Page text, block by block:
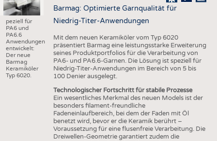
peziell für
PA6 und
PA6.6
Anwendungen
entwickelt:
Der neue
Barmag
Keramiköler
Typ 6020.
Barmag: Optimierte Garnqualität für
Niedrig-Titer-Anwendungen
Mit dem neuen Keramiköler vom Typ 6020
präsentiert Barmag eine leistungsstarke Erweiterung
seines Produktportfolios für die Verarbeitung von
PA6- und PA6.6-Garnen. Die Lösung ist speziell für
Niedrig-Titer-Anwendungen im Bereich von 5 bis
100 Denier ausgelegt.
Technologischer Fortschritt für stabile Prozesse
Ein wesentliches Merkmal des neuen Models ist der
besonders filament-freundliche
Fadeneinlaufbereich, bei dem der Faden mit Öl
benetzt wird, bevor er die Keramik berührt –
Voraussetzung für eine flusenfreie Verarbeitung. Die
Dreiwellen-Geometrie garantiert zudem die